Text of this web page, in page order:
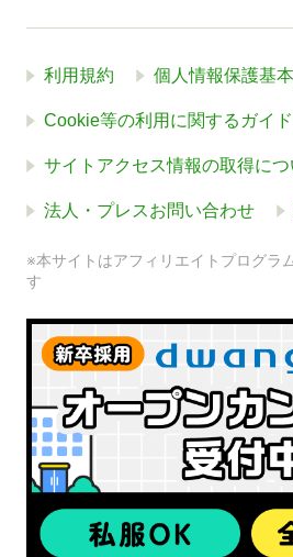
利用規約 個人情報保護基
Cookie等の利用に関するガイ
サイトアクセス情報の取得につ
法人・プレスお問い合わせ
※本サイトはアフィリエイトプログラ
す